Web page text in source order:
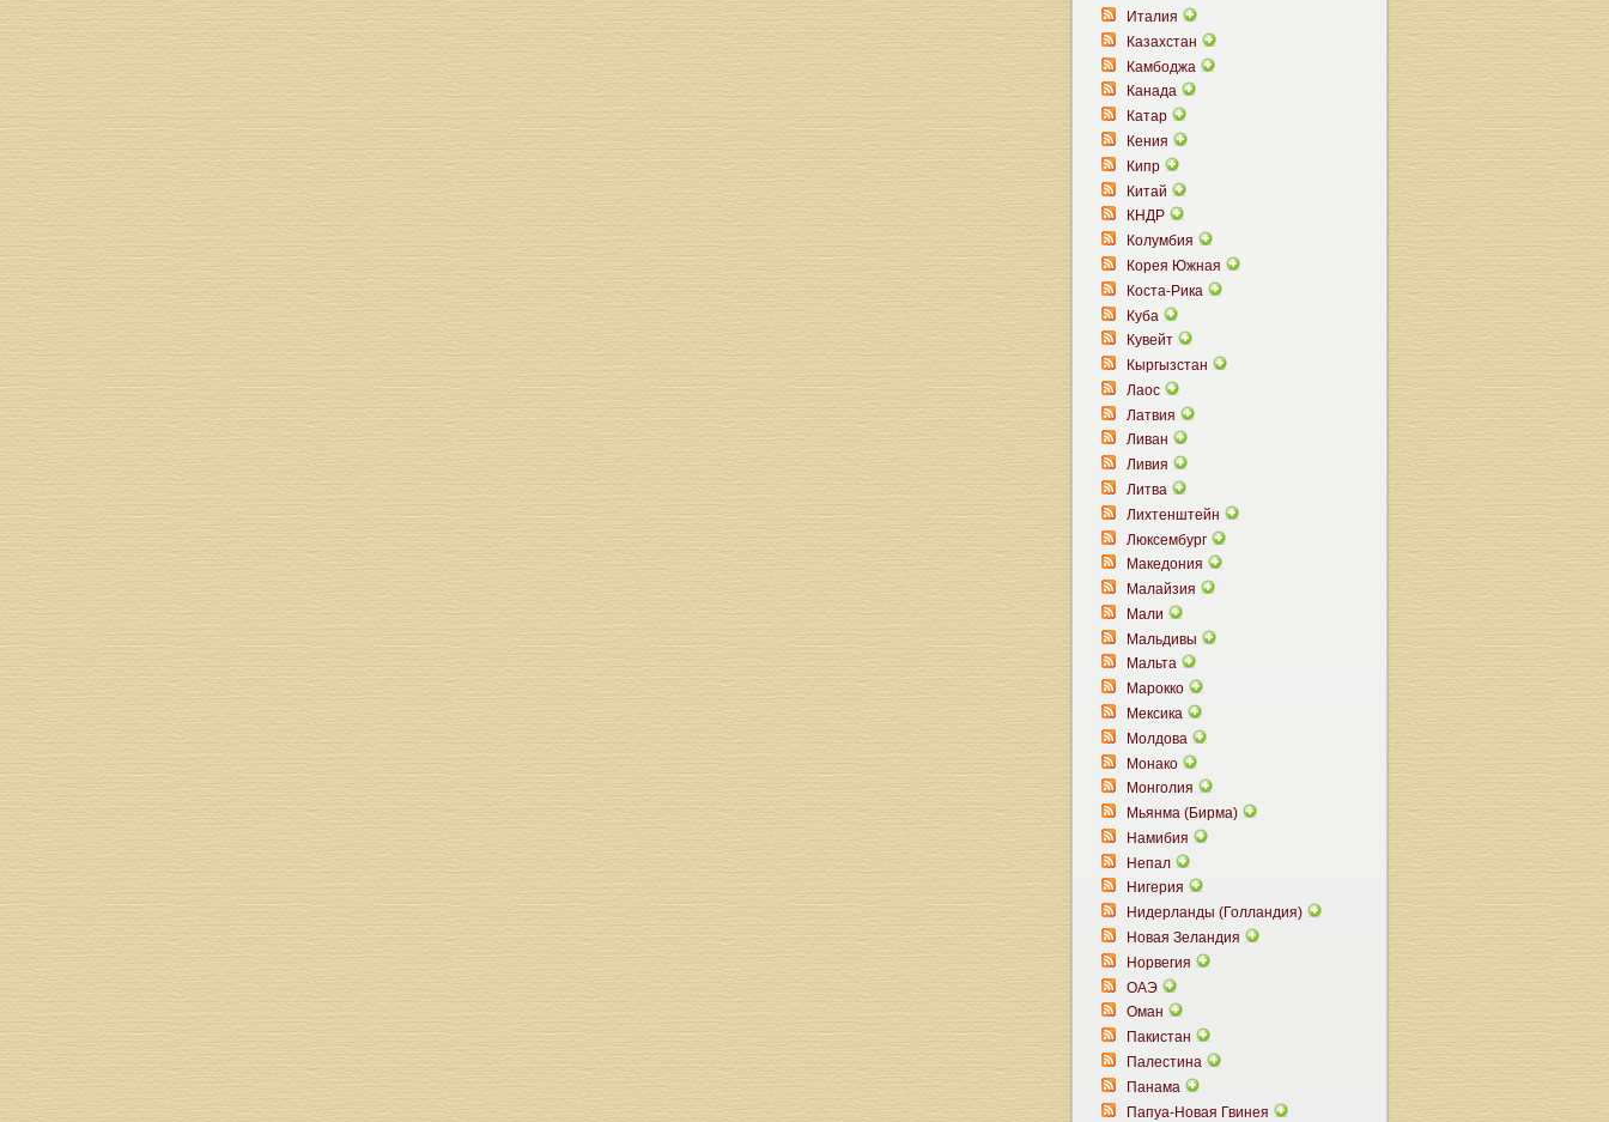
Италия
Казахстан
Камбоджа
Канада
Катар
Кения
Кипр
Китай
КНДР
Колумбия
Корея Южная
Коста-Рика
Куба
Кувейт
Кыргызстан
Лаос
Латвия
Ливан
Ливия
Литва
Лихтенштейн
Люксембург
Македония
Малайзия
Мали
Мальдивы
Мальта
Марокко
Мексика
Молдова
Монако
Монголия
Мьянма (Бирма)
Намибия
Непал
Нигерия
Нидерланды (Голландия)
Новая Зеландия
Норвегия
ОАЭ
Оман
Пакистан
Палестина
Панама
Папуа-Новая Гвинея